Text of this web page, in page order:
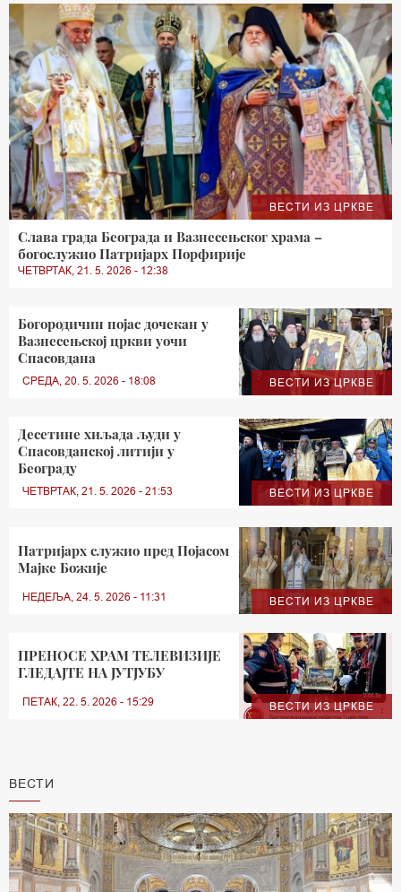
ВЕСТИ ИЗ ЦРКВЕ
Слава града Београда и Вазнесењског храма –
богослужио Патријарх Порфирије
ЧЕТВРТАК, 21. 5. 2026 - 12:38
ВЕСТИ ИЗ ЦРКВЕ
Богородичин појас дочекан у
Вазнесењској цркви уочи
Спасовдана
СРЕДА, 20. 5. 2026 - 18:08
ВЕСТИ ИЗ ЦРКВЕ
Десетине хиљада људи у
Спасовданској литији у
Београду
ЧЕТВРТАК, 21. 5. 2026 - 21:53
ВЕСТИ ИЗ ЦРКВЕ
Патријарх служио пред Појасом
Мајке Божије
НЕДЕЉА, 24. 5. 2026 - 11:31
ВЕСТИ ИЗ ЦРКВЕ
ПРЕНОСЕ ХРАМ ТЕЛЕВИЗИЈЕ
ГЛЕДАЈТЕ НА ЈУТЈУБУ
ПЕТАК, 22. 5. 2026 - 15:29
ВЕСТИ